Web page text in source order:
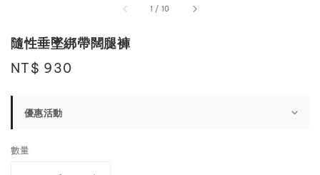
1 / 10
隨性垂墜綁帶闊腿褲
Regular
NT$ 930
優惠活動
數量